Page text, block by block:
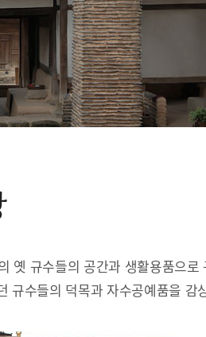
옛 규수들의 공간과 생활용품으
규수들의 덕목과 자수공예품을 감